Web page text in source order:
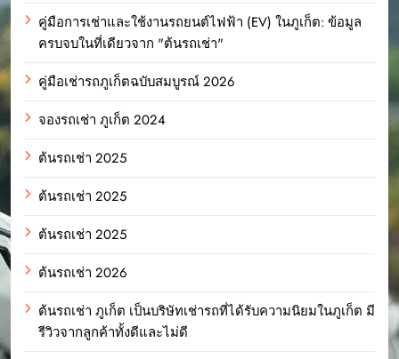
คู่มือการเช่าและใช้งานรถยนต์ไฟฟ้า (EV) ในภูเก็ต: ข้อมูล
ครบจบในที่เดียวจาก "ต้นรถเช่า"
คู่มือเช่ารถภูเก็ตฉบับสมบูรณ์ 2026
จองรถเช่า ภูเก็ต 2024
ต้นรถเช่า 2025
ต้นรถเช่า 2025
ต้นรถเช่า 2025
ต้นรถเช่า 2026
ต้นรถเช่า ภูเก็ต เป็นบริษัทเช่ารถที่ได้รับความนิยมในภูเก็ต มี
รีวิวจากลูกค้าทั้งดีและไม่ดี